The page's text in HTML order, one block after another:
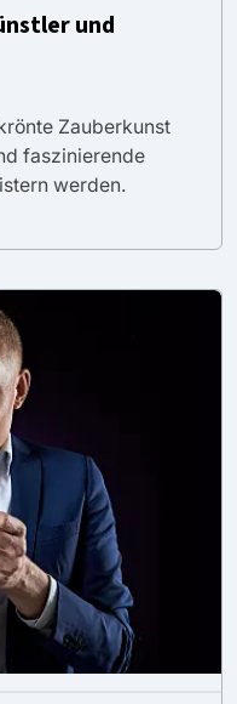
und
Zauberkunst
faszinierende
werden.